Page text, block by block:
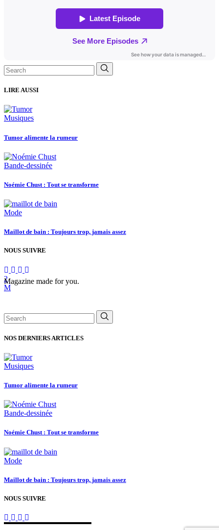
Search
for:
LIRE AUSSI
Musiques
Tumor alimente la rumeur
Bande-dessinée
Noémie Chust : Tout se transforme
Mode
Maillot de bain : Toujours trop, jamais assez
NOUS SUIVRE
Magazine made for you.
Search
for:
NOS DERNIERS ARTICLES
Musiques
Tumor alimente la rumeur
Bande-dessinée
Noémie Chust : Tout se transforme
Mode
Maillot de bain : Toujours trop, jamais assez
NOUS SUIVRE